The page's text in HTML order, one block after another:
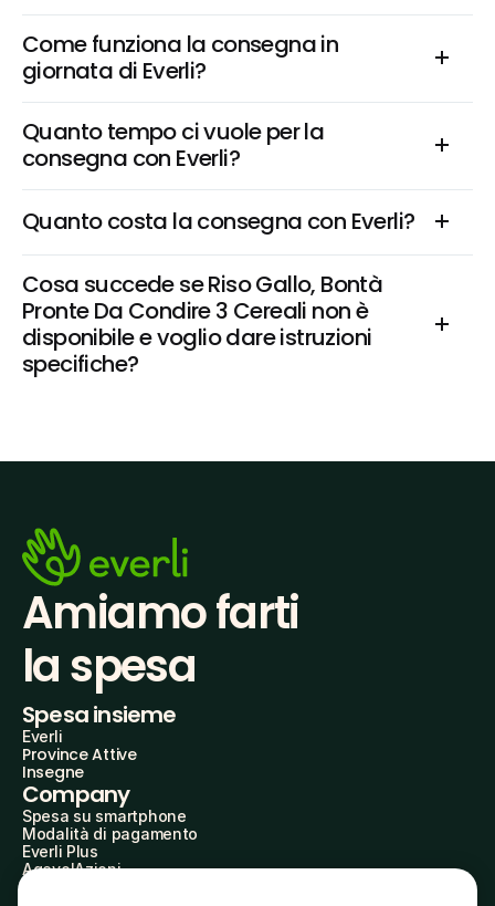
Come funziona la consegna in
giornata di Everli?
Quanto tempo ci vuole per la
consegna con Everli?
Quanto costa la consegna con Everli?
Cosa succede se Riso Gallo, Bontà
Pronte Da Condire 3 Cereali non è
disponibile e voglio dare istruzioni
specifiche?
Amiamo farti
la spesa
Spesa insieme
Everli
Province Attive
Insegne
Company
Spesa su smartphone
Modalità di pagamento
Everli Plus
AgevolAzioni